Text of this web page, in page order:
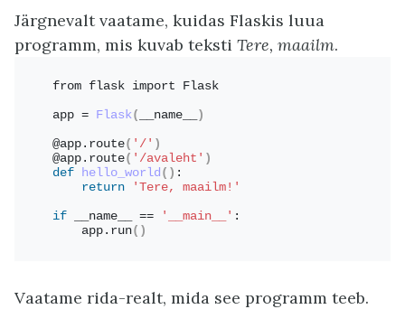
Järgnevalt vaatame, kuidas Flaskis luua
programm, mis kuvab teksti Tere, maailm.
from flask import Flask
app = Flask( __name__ )
@app. route( '/' )
@app. route( '/avaleht' )
def
hello_world () :
return
'Tere, maailm!'
if __name__ == '__main__' :
    app.
run()
Vaatame rida-realt, mida see programm teeb.